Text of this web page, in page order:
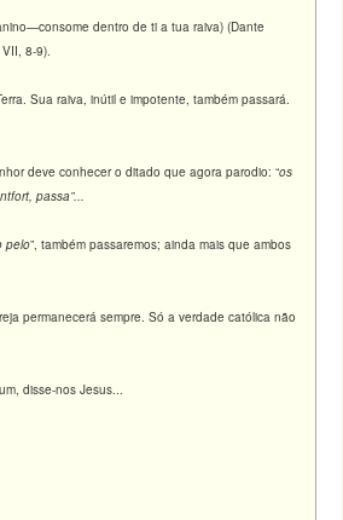
dentro de ti a tua raiva) (Dante
8-9).
Sua raiva, inútil e impotente, também passará.
deve conhecer o ditado que agora parodio: “os
passa”...
pelo”, também passaremos; ainda mais que ambos
permanecerá sempre. Só a verdade católica não
disse-nos Jesus...